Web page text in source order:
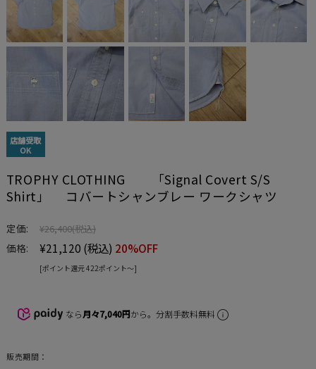
店舗受取
OK
TROPHY CLOTHING 「Signal Covert S/S
Shirt」 コバートシャンブレー ワークシャツ
定価: ¥26,400(税込)
価格: ¥21,120 (税込) 20%OFF
[ポイント還元 422ポイント〜]
なら月々7,040円から。分割手数料無料
販売期間：